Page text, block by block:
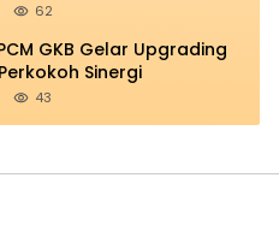
62
GKB Gelar Upgrading
Sinergi
43